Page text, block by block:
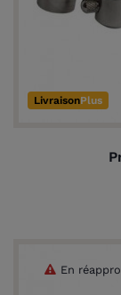
LivraisonPlus
En